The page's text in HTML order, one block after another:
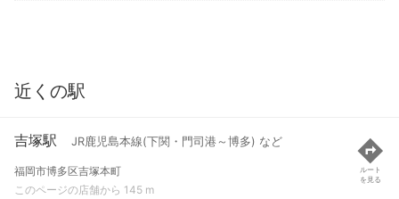
近くの駅
吉塚駅 JR鹿児島本線(下関・門司港～博多) など
福岡市博多区吉塚本町
このページの店舗から 145 m
ルート
を見る